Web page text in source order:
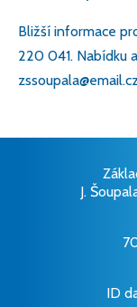
Bližší informace
220 041. Nabídku
J.
ID